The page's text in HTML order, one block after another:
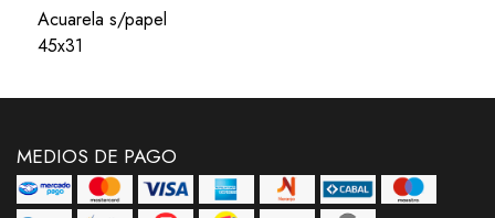
Acuarela s/papel
45x31
MEDIOS DE PAGO